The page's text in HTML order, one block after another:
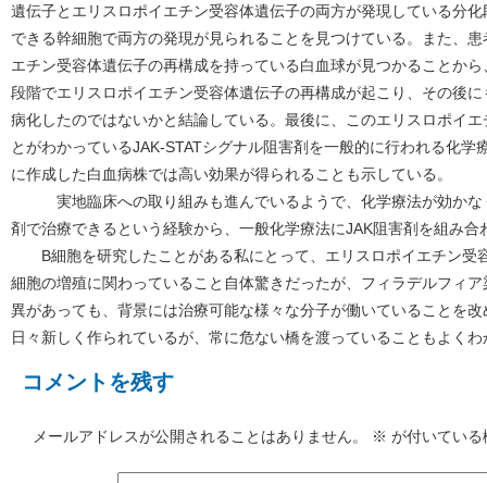
遺伝子とエリスロポイエチン受容体遺伝子の両方が発現している分
できる幹細胞で両方の発現が見られることを見つけている。また、
エチン受容体遺伝子の再構成を持っている白血球が見つかることか
段階でエリスロポイエチン受容体遺伝子の再構成が起こり、その後
病化したのではないかと結論している。最後に、このエリスロポイ
とがわかっているJAK-STATシグナル阻害剤を一般的に行われる化学
に作成した白血病株では高い効果が得られることも示している。
実地臨床への取り組みも進んでいるようで、化学療法が効かな
剤で治療できるという経験から、一般化学療法にJAK阻害剤を組み
B細胞を研究したことがある私にとって、エリスロポイエチン受
細胞の増殖に関わっていること自体驚きだったが、フィラデルフィ
異があっても、背景には治療可能な様々な分子が働いていることを
日々新しく作られているが、常に危ない橋を渡っていることもよくわ
コメントを残す
メールアドレスが公開されることはありません。 ※ が付いてい